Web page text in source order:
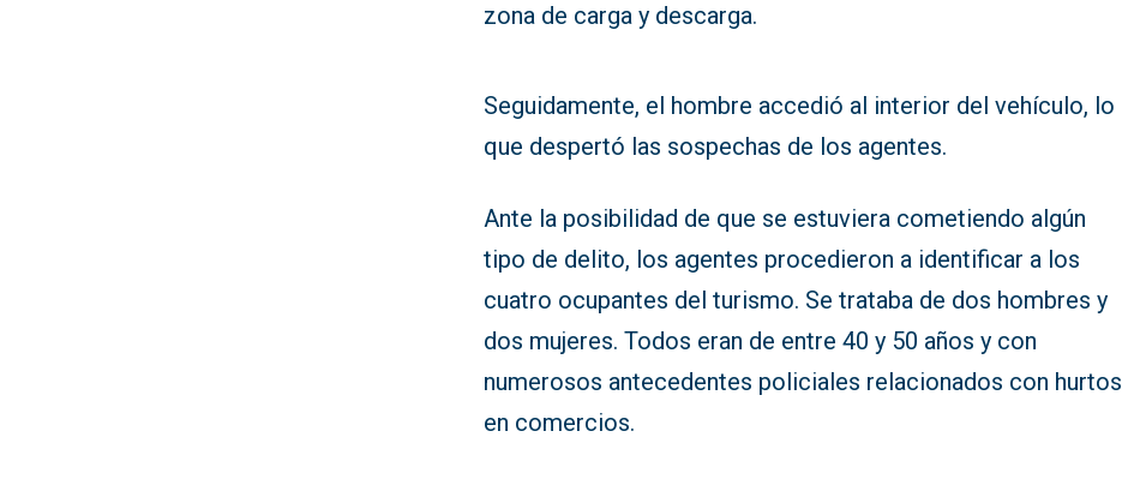
zona de carga y descarga.
Seguidamente, el hombre accedió al interior del vehículo, lo
que despertó las sospechas de los agentes.
Ante la posibilidad de que se estuviera cometiendo algún
tipo de delito, los agentes procedieron a identificar a los
cuatro ocupantes del turismo. Se trataba de dos hombres y
dos mujeres. Todos eran de entre 40 y 50 años y con
numerosos antecedentes policiales relacionados con hurtos
en comercios.